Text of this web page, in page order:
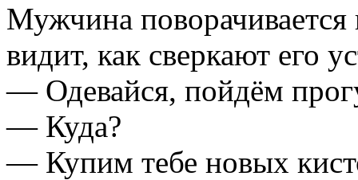
Мужчина
видит, как сверкают его
— Одевайся, пойдём
— Куда?
— Купим тебе новых